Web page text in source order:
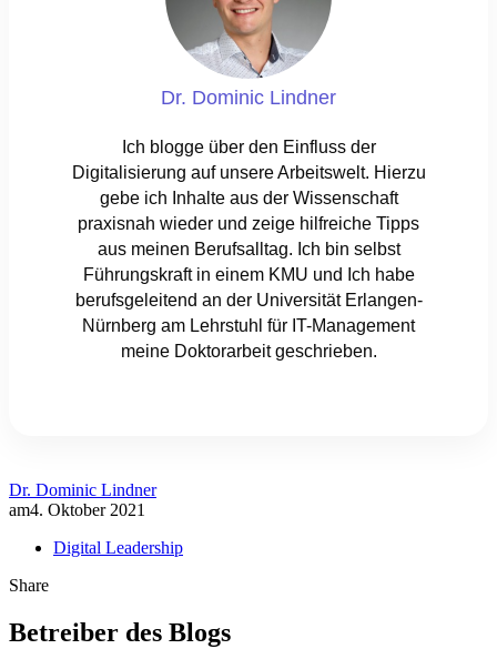
Dr. Dominic Lindner
Ich blogge über den Einfluss der
Digitalisierung auf unsere Arbeitswelt. Hierzu
gebe ich Inhalte aus der Wissenschaft
praxisnah wieder und zeige hilfreiche Tipps
aus meinen Berufsalltag. Ich bin selbst
Führungskraft in einem KMU und Ich habe
berufsgeleitend an der Universität Erlangen-
Nürnberg am Lehrstuhl für IT-Management
meine Doktorarbeit geschrieben.
Dr. Dominic Lindner
am4. Oktober 2021
Digital Leadership
Share
Betreiber des Blogs